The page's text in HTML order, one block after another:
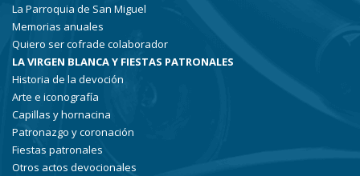
La Parroquia de San Miguel
Memorias anuales
Quiero ser cofrade colaborador
LA VIRGEN BLANCA Y FIESTAS PATRONALES
Historia de la devoción
Arte e iconografía
Capillas y hornacina
Patronazgo y coronación
Fiestas patronales
Otros actos devocionales